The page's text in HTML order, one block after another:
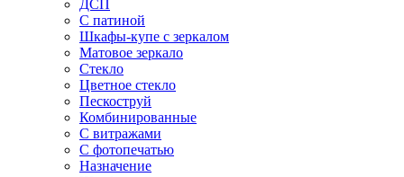
ДСП
С патиной
Шкафы-купе с зеркалом
Матовое зеркало
Стекло
Цветное стекло
Пескоструй
Комбинированные
С витражами
С фотопечатью
Назначение